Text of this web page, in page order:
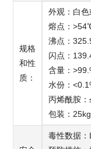
规格
和性
质：
外观：白
熔点：
沸点：
闪点：
含量：
水份：
丙烯酰胺
包装：
毒性数据